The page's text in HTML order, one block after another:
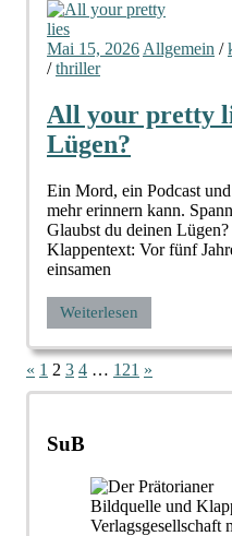
Mai 15, 2026 Allgemein /
/thriller
All your pretty
Lügen?
Ein Mord, ein Podcast
mehr erinnern kann.
Glaubst du deinen
Klappentext: Vor fünf
einsamen
Weiterlesen
der
Beiträge
« Vorherige
Beiträge
1 2 3 4 … 121 Nächste
Beiträge
»
SuB
Bildquelle und